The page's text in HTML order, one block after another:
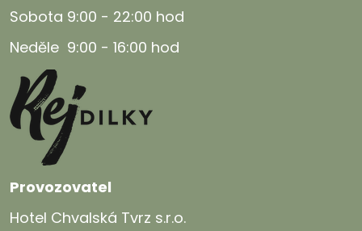
Sobota 9:00 - 22:00 hod
Neděle 9:00 - 16:00 hod
Provozovatel
Hotel Chvalská Tvrz s.r.o.